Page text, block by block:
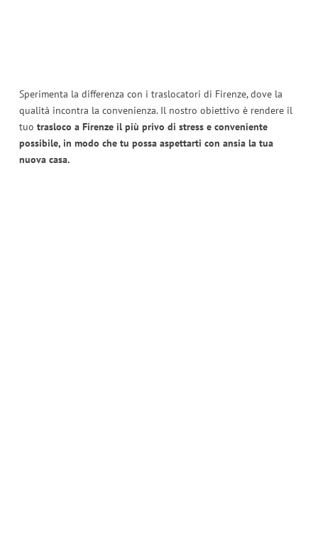
Sperimenta la differenza con i traslocatori di Firenze, dove la
qualità incontra la convenienza. Il nostro obiettivo è rendere il
tuo trasloco a Firenze il più privo di stress e conveniente
possibile, in modo che tu possa aspettarti con ansia la tua
nuova casa.